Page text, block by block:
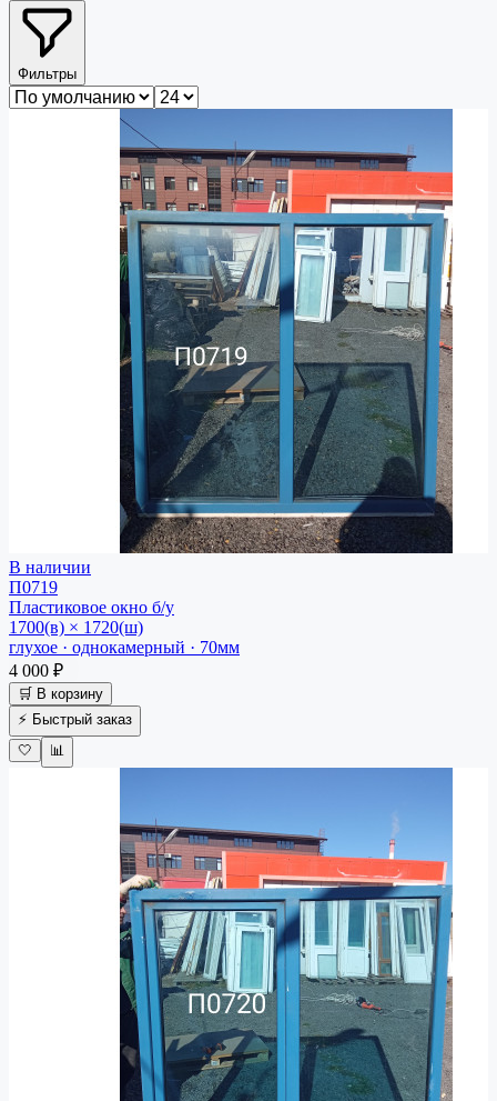
Фильтры
В наличии
П0719
Пластиковое окно б/у
1700(в) × 1720(ш)
глухое · однокамерный · 70мм
4 000 ₽
🛒 В корзину
⚡ Быстрый заказ
🤍
📊